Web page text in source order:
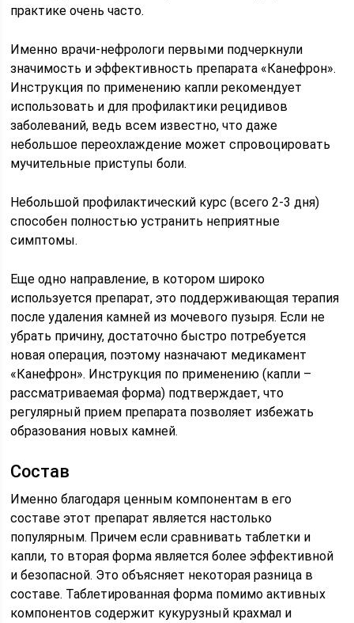
практике очень часто.
Именно врачи-нефрологи первыми подчеркнули
значимость и эффективность препарата «Канефрон».
Инструкция по применению капли рекомендует
использовать и для профилактики рецидивов
заболеваний, ведь всем известно, что даже
небольшое переохлаждение может спровоцировать
мучительные приступы боли.
Небольшой профилактический курс (всего 2-3 дня)
способен полностью устранить неприятные
симптомы.
Еще одно направление, в котором широко
используется препарат, это поддерживающая терапия
после удаления камней из мочевого пузыря. Если не
убрать причину, достаточно быстро потребуется
новая операция, поэтому назначают медикамент
«Канефрон». Инструкция по применению (капли –
рассматриваемая форма) подтверждает, что
регулярный прием препарата позволяет избежать
образования новых камней.
Состав
Именно благодаря ценным компонентам в его
составе этот препарат является настолько
популярным. Причем если сравнивать таблетки и
капли, то вторая форма является более эффективной
и безопасной. Это объясняет некоторая разница в
составе. Таблетированная форма помимо активных
компонентов содержит кукурузный крахмал и